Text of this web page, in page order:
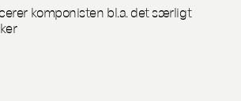
komponisten bl.a. det særligt